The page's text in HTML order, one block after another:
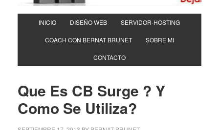
INICIO DISEÑO WEB SERVIDOR-HOSTING
COACH CON BERNAT BRUNET SOBRE MI
CONTACTO
Que Es CB Surge ? Y
Como Se Utiliza?